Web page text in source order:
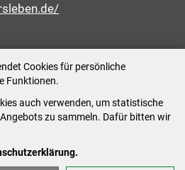
Cookies für persönliche
Funktionen.
auch verwenden, um statistische
zu sammeln. Dafür bitten wir
15:00 Uhr
/14:00-16:00 Uhr
(nach vorheriger
/14:00-18:00 Uhr